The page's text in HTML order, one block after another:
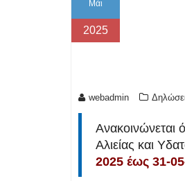
Μάι
2025
webadmin
Ανακοινώνεται
Αλιείας και
2025 έως 31-